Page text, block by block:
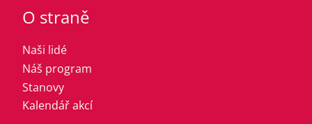
O straně
Naši lidé
Náš program
Stanovy
Kalendář akcí